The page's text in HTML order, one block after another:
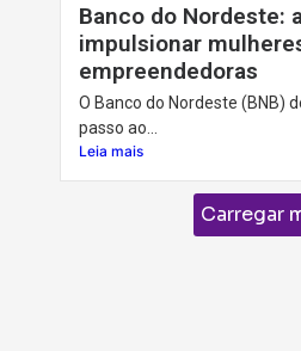
Banco do Nordeste:
impulsionar
empreendedoras
O Banco do Nordeste (BNB)
passo ao...
Leia mais
Carregar